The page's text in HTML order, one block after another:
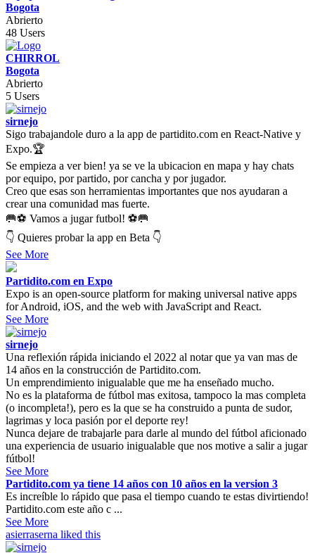
Bogota
Abrierto
48 Users
CHIRROL
Bogota
Abrierto
5 Users
sirnejo
Sigo trabajandole duro a la app de partidito.com en React-Native y
Expo.🏆
Se empieza a ver bien! ya se ve la ubicacion en mapa y hay chats
por equipo, por partido, por cancha y por jugador.
Creo que esas son herramientas importantes que nos ayudaran a
crear una comunidad mas fuerte.
🥅⚽ Vamos a jugar futbol! ⚽🥅
👇 Quieres probar la app en Beta 👇
See More
Partidito.com en Expo
Expo is an open-source platform for making universal native apps
for Android, iOS, and the web with JavaScript and React.
See More
sirnejo
Una reflexión rápida iniciando el 2022 al notar que ya van mas de
14 años en la construcción de Partidito.com.
Un emprendimiento inigualable que me ha enseñado mucho.
No es la plataforma de fútbol mas exitosa, tampoco la mas completa
(o incompleta!), pero es la que se ha construido a punta de sudor,
lagrimas y loca pasión por el deporte rey!
Nunca dejare de trabajarle para darle al mundo del fútbol aficionado
una experiencia de usuario inigualable que nos motive a salir a jugar
fútbol!
See More
Partidito.com ya tiene 14 años con 10 años en la version 3
Es increíble lo rápido que pasa el tiempo cuando te estas divirtiendo!
Partidito.com este año c ...
See More
asierraserna liked this